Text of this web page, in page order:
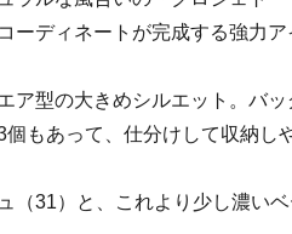
ーディネートが完成する強力ア
ア型の大きめシルエット。バ
もあって、仕分けして収納し
（31）と、これより少し濃いベ